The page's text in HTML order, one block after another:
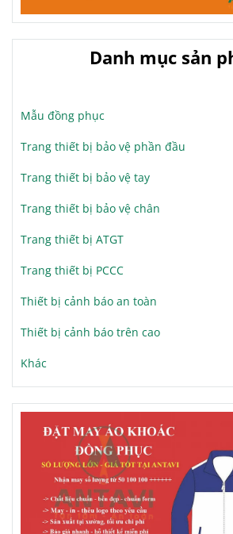
Danh mục sản
Mẫu đồng phục
Trang thiết bị bảo vệ phần đầu
Trang thiết bị bảo vệ tay
Trang thiết bị bảo vệ chân
Trang thiết bị ATGT
Trang thiết bị PCCC
Thiết bị cảnh báo an toàn
Thiết bị cảnh báo trên cao
Khác